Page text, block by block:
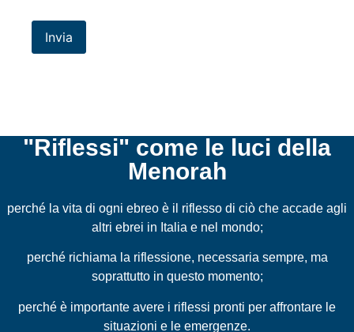
Invia
"Riflessi" come le luci della
Menorah
perché la vita di ogni ebreo è il riflesso di ciò che accade agli
altri ebrei in Italia e nel mondo;
perché richiama la riflessione, necessaria sempre, ma
soprattutto in questo momento;
perché è importante avere i riflessi pronti per affrontare le
situazioni e le emergenze.